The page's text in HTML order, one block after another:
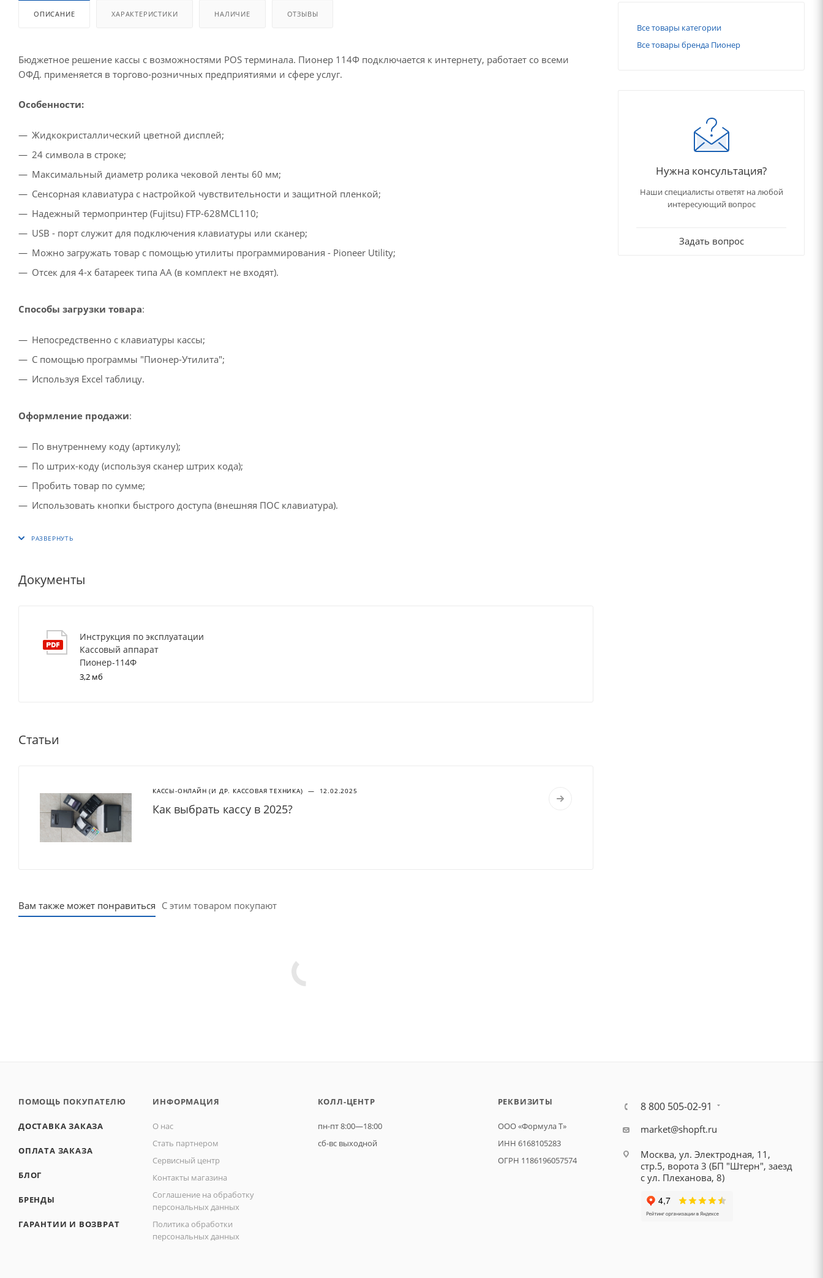
ОПИСАНИЕ ХАРАКТЕРИСТИКИ НАЛИЧИЕ ОТЗЫВЫ
Бюджетное решение кассы с возможностями POS терминала. Пионер 114Ф подключается к интернету, работает со всеми
ОФД. применяется в торгово-розничных предприятиями и сфере услуг.
Особенности:
Жидкокристаллический цветной дисплей;
24 символа в строке;
Максимальный диаметр ролика чековой ленты 60 мм;
Сенсорная клавиатура с настройкой чувствительности и защитной пленкой;
Надежный термопринтер (Fujitsu) FTP-628MCL110;
USB - порт служит для подключения клавиатуры или сканер;
Можно загружать товар с помощью утилиты программирования - Pioneer Utility;
Отсек для 4-х батареек типа АА (в комплект не входят).
Способы загрузки товара:
Непосредственно с клавиатуры кассы;
С помощью программы "Пионер-Утилита";
Используя Excel таблицу.
Оформление продажи:
По внутреннему коду (артикулу);
По штрих-коду (используя сканер штрих кода);
Пробить товар по сумме;
Использовать кнопки быстрого доступа (внешняя ПОС клавиатура).
Документы
Инструкция по эксплуатации
Кассовый аппарат
Пионер-114Ф
3,2 мб
Статьи
КАССЫ-ОНЛАЙН (И ДР. КАССОВАЯ ТЕХНИКА) — 12.02.2025
Как выбрать кассу в 2025?
Вам также может понравиться С этим товаром покупают
Все товары категории
Все товары бренда Пионер
Нужна консультация?
Наши специалисты ответят на любой
интересующий вопрос
Задать вопрос
ПОМОЩЬ ПОКУПАТЕЛЮ
ДОСТАВКА ЗАКАЗА
ОПЛАТА ЗАКАЗА
БЛОГ
БРЕНДЫ
ГАРАНТИИ И ВОЗВРАТ
ИНФОРМАЦИЯ
О нас
Стать партнером
Сервисный центр
Контакты магазина
Соглашение на обработку
персональных данных
Политика обработки
персональных данных
КОЛЛ-ЦЕНТР
пн-пт 8:00—18:00
сб-вс выходной
РЕКВИЗИТЫ
ООО «Формула Т»
ИНН 6168105283
ОГРН 1186196057574
8 800 505-02-91
market@shopft.ru
Москва, ул. Электродная, 11,
стр.5, ворота 3 (БП "Штерн", заезд
с ул. Плеханова, 8)